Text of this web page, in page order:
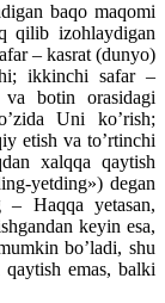
baqo maqomi
qilib izohlaydigan
– kasrat (dunyo)
ikkinchi safar –
va botin orasidagi
Uni ko’rish;
etish va to’rtinchi
xalqqa qaytish
yetding») degan
– Haqqa yetasan,
keyin esa,
bo’ladi, shu
emas, balki